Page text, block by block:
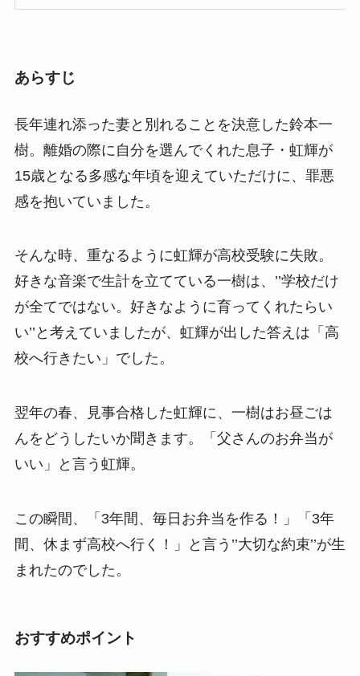
あらすじ
長年連れ添った妻と別れることを決意した鈴本一
樹。離婚の際に自分を選んでくれた息子・虹輝が
15歳となる多感な年頃を迎えていただけに、罪悪
感を抱いていました。
そんな時、重なるように虹輝が高校受験に失敗。
好きな音楽で生計を立てている一樹は、’’学校だけ
が全てではない。好きなように育ってくれたらい
い’’と考えていましたが、虹輝が出した答えは「高
校へ行きたい」でした。
翌年の春、見事合格した虹輝に、一樹はお昼ごは
んをどうしたいか聞きます。「父さんのお弁当が
いい」と言う虹輝。
この瞬間、「3年間、毎日お弁当を作る！」「3年
間、休まず高校へ行く！」と言う’’大切な約束’’が生
まれたのでした。
おすすめポイント